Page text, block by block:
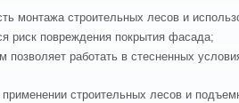
монтажа строительных лесов и
риск повреждения покрытия фасада;
работать в стесненных
строительных лесов и